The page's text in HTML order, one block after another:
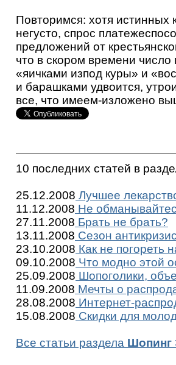
Повторимся: хотя истинных
негусто, спрос
предложений от
что в скором времени
«яичками изпод куры» и
и барашками удвоится,
все, что имеем-изложено
10 последних статей в
25.12.2008 Лучшее
11.12.2008 Не
27.11.2008 Брать не брать?
13.11.2008 Сезон
23.10.2008 Как не погореть
09.10.2008 Что модно этой
25.09.2008 Шопоголики,
11.09.2008 Мечты о
28.08.2008 Интернет-
15.08.2008 Скидки для
Все статьи раздела Шопинг